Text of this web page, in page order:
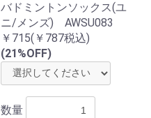
バドミントンソックス(ユ
ニ/メンズ) AWSU083
￥715(￥787税込)
(21%OFF)
数量